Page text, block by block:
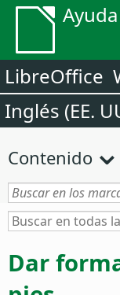
LibreOffice
Inglés (EE.
Contenido
Dar